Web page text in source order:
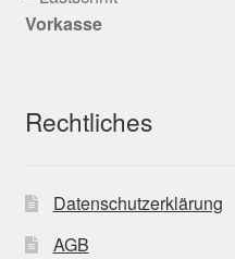
Vorkasse
Rechtliches
Datenschutzerklärung
AGB